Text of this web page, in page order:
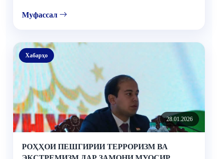
Муфассал
Хабарҳо
28.01.2026
РОҲҲОИ ПЕШГИРИИ ТЕРРОРИЗМ ВА